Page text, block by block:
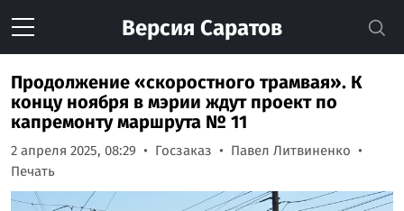
Версия Саратов
Продолжение «скоростного трамвая». К
концу ноября в мэрии ждут проект по
капремонту маршрута № 11
2 апреля 2025, 08:29 Госзаказ
Павел Литвиненко
Печать